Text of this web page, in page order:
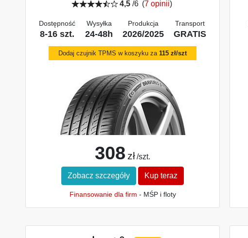
4,5 /6 (7 opinii)
Dostępność
8-16 szt.
Wysyłka
24-48h
Produkcja
2026/2025
Transport
GRATIS
Dodaj czujnik TPMS w koszyku za 115 zł/szt
308 zł /szt.
Zobacz szczegóły Kup teraz
Finansowanie dla firm - MŚP i floty